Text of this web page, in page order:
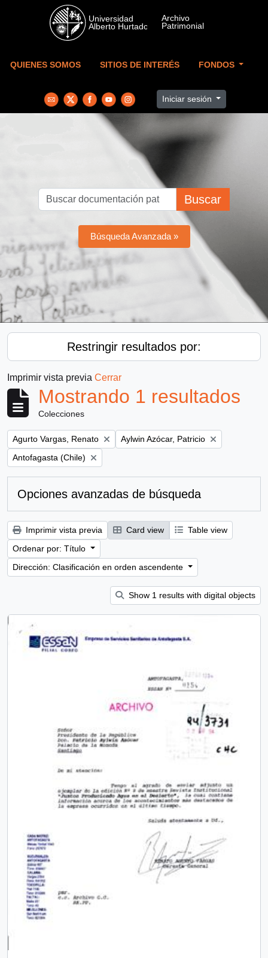
Skip to main content
QUIENES SOMOS SITIOS DE INTERÉS FONDOS
Iniciar sesión
Buscar
Búsqueda Avanzada »
Restringir resultados por:
Imprimir vista previa Cerrar
Mostrando 1 resultados
Colecciones
Remove filter:
Agurto Vargas, Renato Remove filter:
Aylwin Azócar, Patricio
Remove filter:
Antofagasta (Chile)
Opciones avanzadas de búsqueda
Imprimir vista previa Card view
Table view
Ordenar por: Título
Dirección: Clasificación en orden ascendente
Show 1 results with digital objects